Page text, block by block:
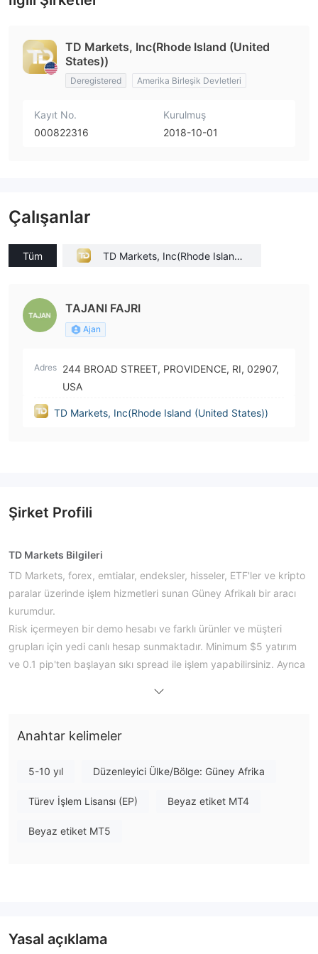
TD Markets, Inc(Rhode Island (United
States))
Deregistered Amerika Birleşik Devletleri
Kayıt No.
000822316
Kurulmuş
2018-10-01
Çalışanlar
Tüm
TD Markets, Inc(Rhode Island
TAJANI FAJRI
Ajan
Adres 244 BROAD STREET, PROVIDENCE, RI, 02907,
USA
TD Markets, Inc(Rhode Island (United States))
Şirket Profili
TD Markets Bilgileri
TD Markets, forex, emtialar, endeksler, hisseler, ETF'ler ve kripto
paralar üzerinde işlem hizmetleri sunan Güney Afrikalı bir aracı
kurumdur.
Risk içermeyen bir demo hesabı ve farklı ürünler ve müşteri
grupları için yedi canlı hesap sunmaktadır. Minimum $5 yatırım
ve 0.1 pip'ten başlayan sıkı spread ile işlem yapabilirsiniz. Ayrıca
verimliliğini artırmak için ticaret araçları mevcuttur. Eğitim
sağlanmaktadır.
etkileşimli bir topluluk içinde iletişim kurmasını sağlayan sosyal
işlemi desteklemektedir.
gerekmektedir.
Anahtar kelimeler
5-10 yıl Düzenleyici Ülke/Bölge: Güney Afrika
Türev İşlem Lisansı (EP) Beyaz etiket MT4
Beyaz etiket MT5
Yasal açıklama